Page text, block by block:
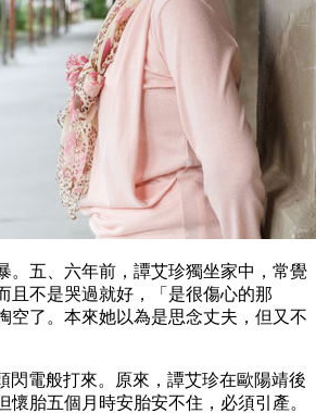
。五、六年前，譚艾珍獨坐家中，常覺
且不是哭過就好，「是很傷心的那
空了。本來她以為是思念丈夫，但又不
閃電般打來。原來，譚艾珍在歐陽靖後
懷胎五個月時安胎安不住，必須引產。